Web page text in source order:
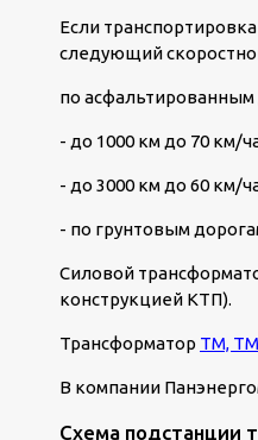
Если
следующий
по асфальтированным
- до 1000 км до 70 км/
- до 3000 км до 60 км/
- по грунтовым
Силовой
конструкцией КТП).
Трансформатор ТМ,
В компании
Схема подстанции